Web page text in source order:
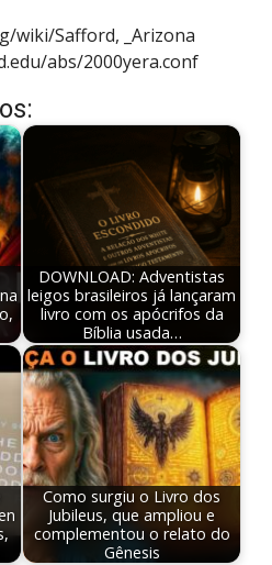
wiki/Safford, _Arizona
abs/2000yera.conf
DOWNLOAD: Adventistas
leigos brasileiros já lançaram
livro com os apócrifos da
Bíblia usada…
Como surgiu o Livro dos
Jubileus, que ampliou e
complementou o relato do
Gênesis